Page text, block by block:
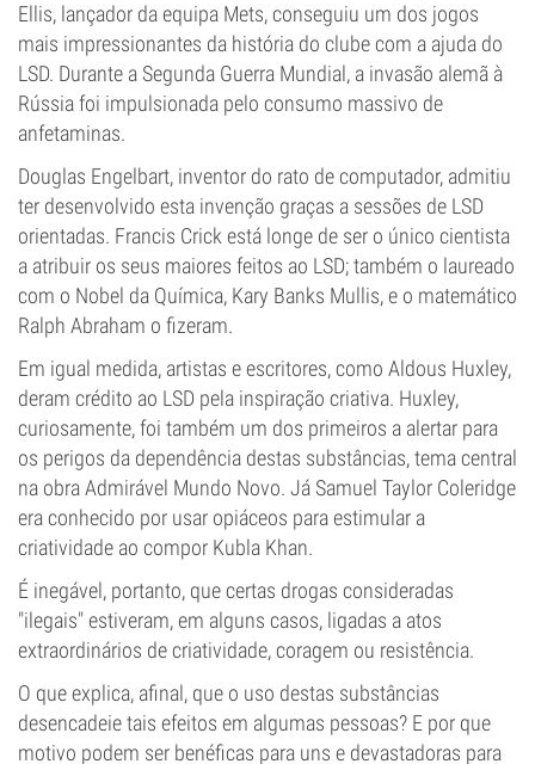
Ellis, lançador da equipa Mets, conseguiu um dos jogos
mais impressionantes da história do clube com a ajuda do
LSD. Durante a Segunda Guerra Mundial, a invasão alemã à
Rússia foi impulsionada pelo consumo massivo de
anfetaminas.
Douglas Engelbart, inventor do rato de computador, admitiu
ter desenvolvido esta invenção graças a sessões de LSD
orientadas. Francis Crick está longe de ser o único cientista
a atribuir os seus maiores feitos ao LSD; também o laureado
com o Nobel da Química, Kary Banks Mullis, e o matemático
Ralph Abraham o fizeram.
Em igual medida, artistas e escritores, como Aldous Huxley,
deram crédito ao LSD pela inspiração criativa. Huxley,
curiosamente, foi também um dos primeiros a alertar para
os perigos da dependência destas substâncias, tema central
na obra Admirável Mundo Novo. Já Samuel Taylor Coleridge
era conhecido por usar opiáceos para estimular a
criatividade ao compor Kubla Khan.
É inegável, portanto, que certas drogas consideradas
"ilegais" estiveram, em alguns casos, ligadas a atos
extraordinários de criatividade, coragem ou resistência.
O que explica, afinal, que o uso destas substâncias
desencadeie tais efeitos em algumas pessoas? E por que
motivo podem ser benéficas para uns e devastadoras para